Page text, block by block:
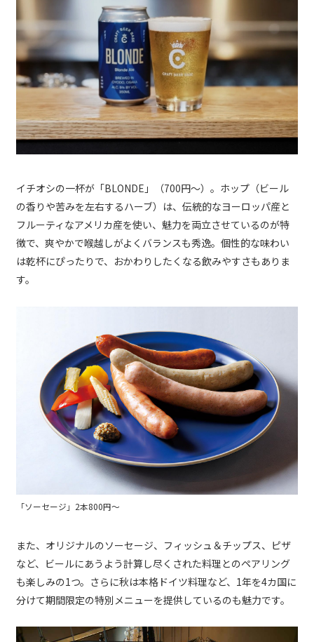
イチオシの一杯が「BLONDE」（700円～）。ホップ（ビール
の香りや苦みを左右するハーブ）は、伝統的なヨーロッパ産と
フルーティなアメリカ産を使い、魅力を両立させているのが特
徴で、爽やかで喉越しがよくバランスも秀逸。個性的な味わい
は乾杯にぴったりで、おかわりしたくなる飲みやすさもありま
す。
「ソーセージ」2本800円〜
また、オリジナルのソーセージ、フィッシュ＆チップス、ピザ
など、ビールにあうよう計算し尽くされた料理とのペアリング
も楽しみの1つ。さらに秋は本格ドイツ料理など、1年を4カ国に
分けて期間限定の特別メニューを提供しているのも魅力です。